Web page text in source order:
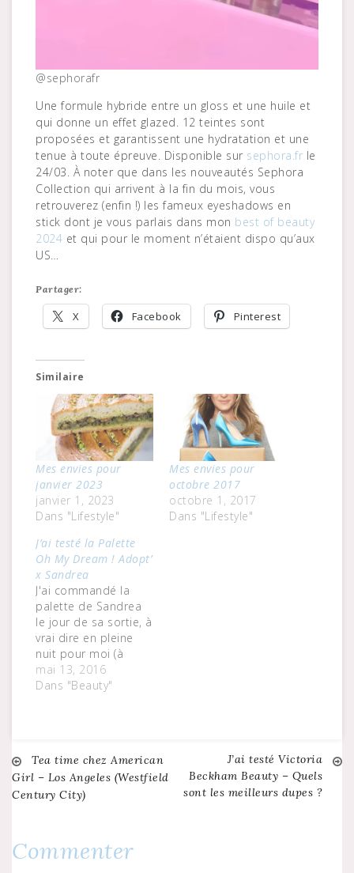
@sephorafr
Une formule hybride entre un gloss et une huile et
qui donne un effet glazed. 12 teintes sont
proposées et garantissent une hydratation et une
tenue à toute épreuve. Disponible sur sephora.fr le
24/03. À noter que dans les nouveautés Sephora
Collection qui arrivent à la fin du mois, vous
retrouverez (enfin !) les fameux eyeshadows en
stick dont je vous parlais dans mon best of beauty
2024 et qui pour le moment n’étaient dispo qu’aux
US…
Partager:
X Facebook Pinterest
Similaire
Mes envies pour
janvier 2023
janvier 1, 2023
Dans "Lifestyle"
Mes envies pour
octobre 2017
octobre 1, 2017
Dans "Lifestyle"
J’ai testé la Palette
Oh My Dream ! Adopt’
x Sandrea
J'ai commandé la
palette de Sandrea
le jour de sa sortie, à
vrai dire en pleine
nuit pour moi (à
cause du décalage
horaire Paris/Los
(finalement il n'en fut
rien, elle est
d'ailleurs toujours
mai 13, 2016
Dans "Beauty"
Navigation
de
l’article
Tea time chez American
Girl – Los Angeles (Westfield
Century City)
J’ai testé Victoria
Beckham Beauty – Quels
sont les meilleurs dupes ?
Commenter